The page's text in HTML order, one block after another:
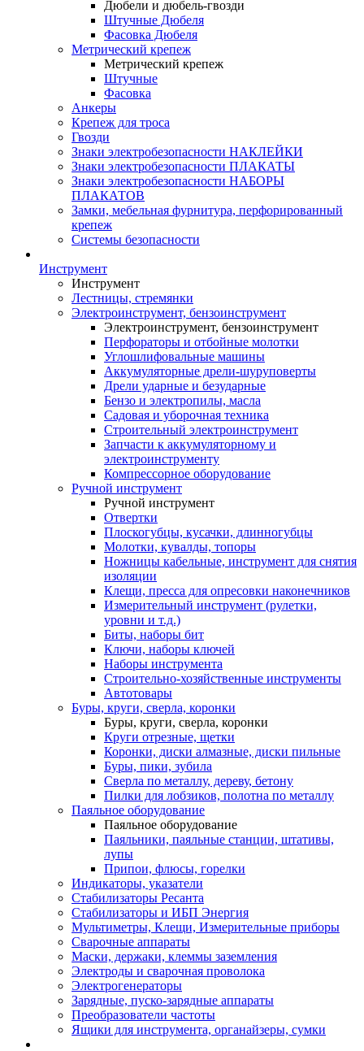
Дюбели и дюбель-гвозди
Штучные Дюбеля
Фасовка Дюбеля
Метрический крепеж
Метрический крепеж
Штучные
Фасовка
Анкеры
Крепеж для троса
Гвозди
Знаки электробезопасности НАКЛЕЙКИ
Знаки электробезопасности ПЛАКАТЫ
Знаки электробезопасности НАБОРЫ
ПЛАКАТОВ
Замки, мебельная фурнитура, перфорированный
крепеж
Системы безопасности
Инструмент
Инструмент
Лестницы, стремянки
Электроинструмент, бензоинструмент
Электроинструмент, бензоинструмент
Перфораторы и отбойные молотки
Углошлифовальные машины
Аккумуляторные дрели-шуруповерты
Дрели ударные и безударные
Бензо и электропилы, масла
Садовая и уборочная техника
Строительный электроинструмент
Запчасти к аккумуляторному и
электроинструменту
Компрессорное оборудование
Ручной инструмент
Ручной инструмент
Отвертки
Плоскогубцы, кусачки, длинногубцы
Молотки, кувалды, топоры
Ножницы кабельные, инструмент для снятия
изоляции
Клещи, пресса для опресовки наконечников
Измерительный инструмент (рулетки,
уровни и т.д.)
Биты, наборы бит
Ключи, наборы ключей
Наборы инструмента
Строительно-хозяйственные инструменты
Автотовары
Буры, круги, сверла, коронки
Буры, круги, сверла, коронки
Круги отрезные, щетки
Коронки, диски алмазные, диски пильные
Буры, пики, зубила
Сверла по металлу, дереву, бетону
Пилки для лобзиков, полотна по металлу
Паяльное оборудование
Паяльное оборудование
Паяльники, паяльные станции, штативы,
лупы
Припои, флюсы, горелки
Индикаторы, указатели
Стабилизаторы Ресанта
Стабилизаторы и ИБП Энергия
Мультиметры, Клещи, Измерительные приборы
Сварочные аппараты
Маски, держаки, клеммы заземления
Электроды и сварочная проволока
Электрогенераторы
Зарядные, пуско-зарядные аппараты
Преобразователи частоты
Ящики для инструмента, органайзеры, сумки